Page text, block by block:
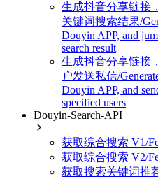
生成抖音分享链接
关键词搜索结果/
Douyin APP, and
search result
生成抖音分享链接
户发送私信/
Douyin APP, and
specified users
Douyin-Search-API
获取综合搜索 V1/
获取综合搜索 V2/
获取搜索关键词推